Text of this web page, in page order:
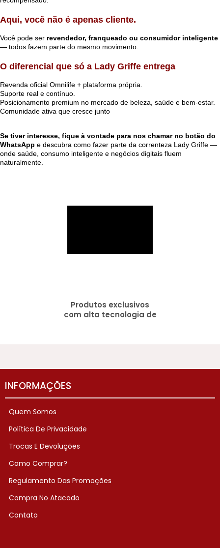
Aqui, você não é apenas cliente.
Você pode ser revendedor, franqueado ou consumidor inteligente
— todos fazem parte do mesmo movimento.
O diferencial que só a Lady Griffe entrega
Revenda oficial Omnilife + plataforma própria.
Suporte real e contínuo.
Posicionamento premium no mercado de beleza, saúde e bem-estar.
Comunidade ativa que cresce junto
Se tiver interesse, fique à vontade para nos chamar no botão do
WhatsApp e descubra como fazer parte da correnteza Lady Griffe —
onde saúde, consumo inteligente e negócios digitais fluem
naturalmente.
Produtos exclusivos
com alta tecnologia de
INFORMAÇÕES
Quem Somos
Política De Privacidade
Trocas E Devoluções
Como Comprar?
Regulamento Das Promoções
Compra No Atacado
Contato